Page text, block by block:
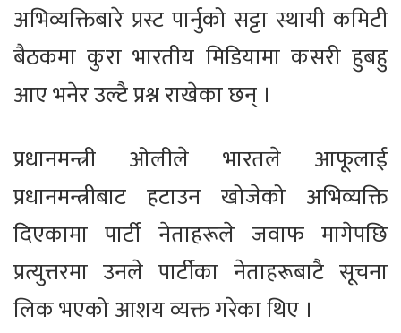
अभिव्यक्तिबारे प्रस्ट पार्नुको सट्टा स्थायी कमिटी
बैठकमा कुरा भारतीय मिडियामा कसरी हुबहु
आए भनेर उल्टै प्रश्न राखेका छन् ।
प्रधानमन्त्री ओलीले भारतले आफूलाई
प्रधानमन्त्रीबाट हटाउन खोजेको अभिव्यक्ति
दिएकामा पार्टी नेताहरूले जवाफ मागेपछि
प्रत्युत्तरमा उनले पार्टीका नेताहरूबाटै सूचना
लिक भएको आशय व्यक्त गरेका थिए ।